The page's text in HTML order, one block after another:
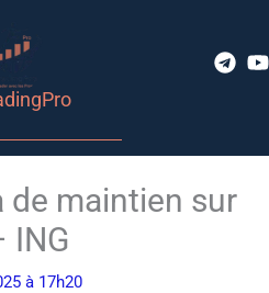
de maintien sur
ING
à 17h20